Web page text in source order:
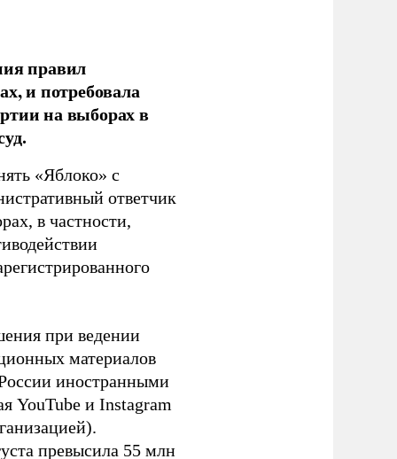
правил
и потребовала
на выборах в
«Яблоко» с
ответчик
в частности,
при ведении
материалов
иностранными
YouTube и Instagram
превысила 55 млн